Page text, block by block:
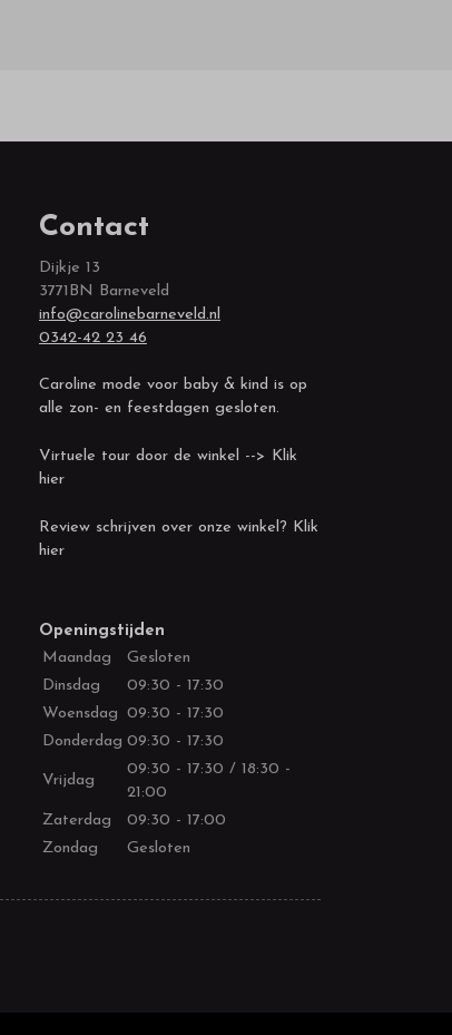
Contact
Dijkje 13
3771BN Barneveld
info@carolinebarneveld.nl
0342-42 23 46
Caroline mode voor baby & kind is op
alle zon- en feestdagen gesloten.
Virtuele tour door de winkel --> Klik
hier
Review schrijven over onze winkel? Klik
hier
Openingstijden
Maandag
Gesloten
Dinsdag
09:30 - 17:30
Woensdag 09:30 - 17:30
Donderdag 09:30 - 17:30
Vrijdag
09:30 - 17:30 / 18:30 -
21:00
Zaterdag
09:30 - 17:00
Zondag
Gesloten